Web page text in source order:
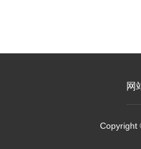
网
Copyright